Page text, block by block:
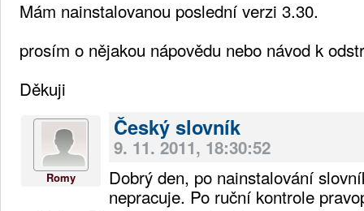
Mám nainstalovanou poslední verzi 3.30.
prosím o nějakou nápovědu nebo návod k
Děkuji
Romy
Český slovník
9. 11. 2011, 18:30:52
Dobrý den, po nainstalování
nepracuje. Po ruční kontrole